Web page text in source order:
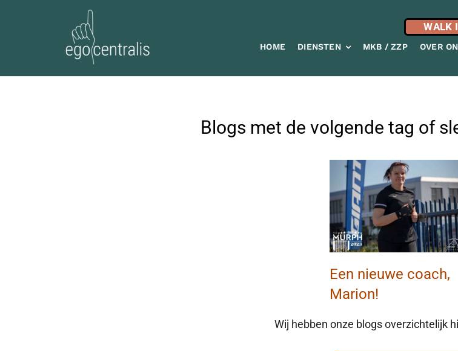
WALK
HOME DIENSTEN MKB / ZZP OVER
Blogs met de volgende tag of
Een nieuwe coach,
Marion!
Wij hebben onze blogs overzichtelijk